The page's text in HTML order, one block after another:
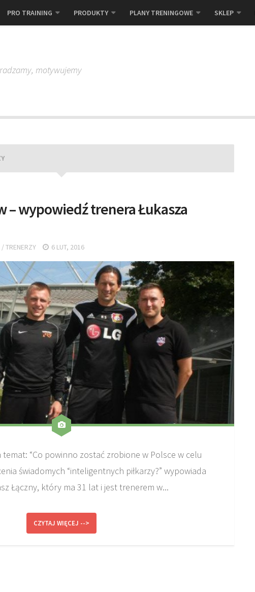
PRO TRAINING PRODUKTY PLANY TRENINGOWE SKLEP
motywujemy
– wypowiedź trenera Łukasza
/TRENERZY 6 LUT, 2016
temat: “Co powinno zostać zrobione w Polsce w celu
świadomych “inteligentnych piłkarzy?” wypowiada
Łączny, który ma 31 lat i jest trenerem w...
CZYTAJ WIĘCEJ -->